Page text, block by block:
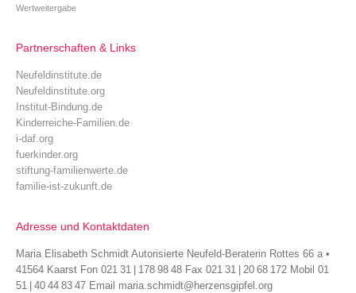
Wertweitergabe
Partnerschaften & Links
Neufeldinstitute.de
Neufeldinstitute.org
Institut-Bindung.de
Kinderreiche-Familien.de
i-daf.org
fuerkinder.org
stiftung-familienwerte.de
familie-ist-zukunft.de
Adresse und Kontaktdaten
Maria Elisabeth Schmidt Autorisierte Neufeld-Beraterin Rottes 66 a •
41564 Kaarst Fon 021 31 | 178 98 48 Fax 021 31 | 20 68 172 Mobil 01
51 | 40 44 83 47 Email maria.schmidt@herzensgipfel.org